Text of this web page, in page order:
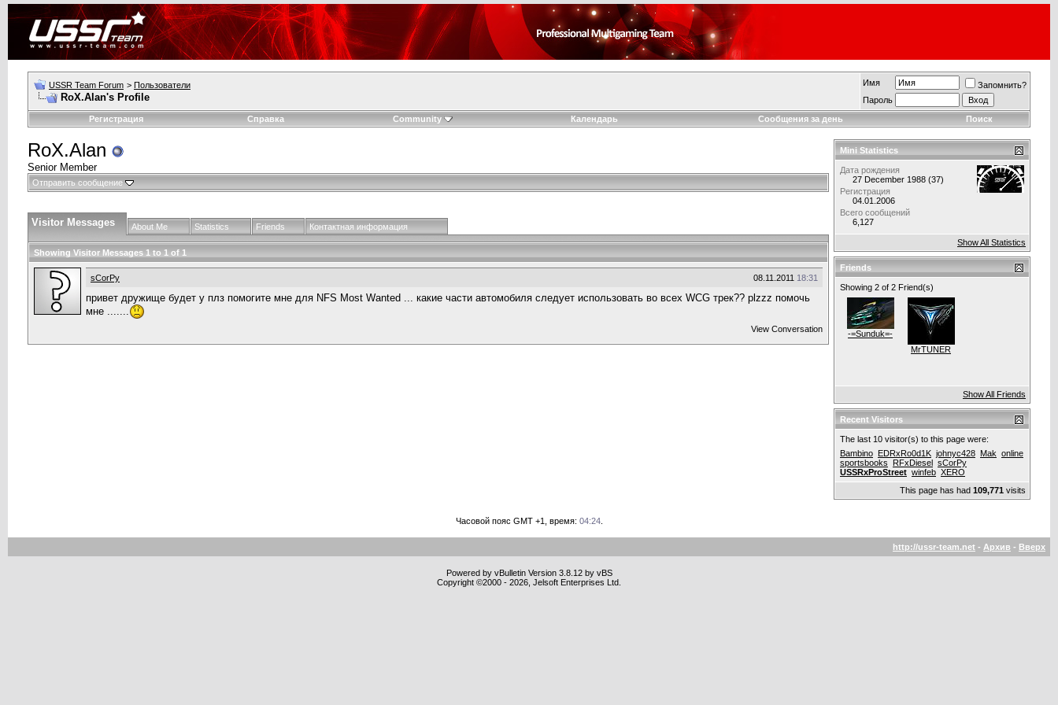
USSR Team Forum > Пользователи
RoX.Alan's Profile
Имя
Запомнить?
Пароль
Регистрация
Справка Community Календарь Сообщения за день Поиск
RoX.Alan
Senior Member
Отправить сообщение
Visitor Messages About Me Statistics Friends Контактная информация
Showing Visitor Messages 1 to 1 of 1
08.11.2011 18:31
sCorPy
привет дружище будет у плз помогите мне для NFS Most Wanted ... какие части автомобиля следует использовать во всех WCG трек?? plzzz помочь
мне .......
View Conversation
Mini Statistics
Дата рождения
27 December 1988 (37)
Регистрация
04.01.2006
Всего сообщений
6,127
Show All Statistics
Friends
Showing 2 of 2 Friend(s)
-=Sunduk=-
MrTUNER
Show All Friends
Recent Visitors
The last 10 visitor(s) to this page were:
Bambino EDRxRo0d1K johnyc428 Mak online
sportsbooks
RFxDiesel sCorPy
USSRxProStreet winfeb XERO
This page has had 109,771 visits
Часовой пояс GMT +1, время: 04:24.
http://ussr-team.net - Архив - Вверх
Powered by vBulletin Version 3.8.12 by vBS
Copyright ©2000 - 2026, Jelsoft Enterprises Ltd.